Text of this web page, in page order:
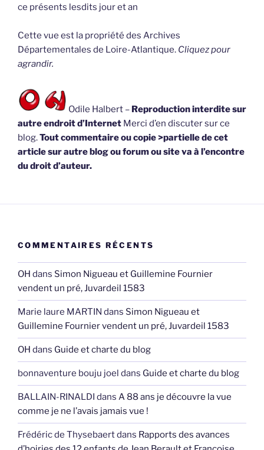
ce présents lesdits jour et an
Cette vue est la propriété des Archives
Départementales de Loire-Atlantique. Cliquez pour
agrandir.
Odile Halbert – Reproduction interdite sur
autre endroit d’Internet Merci d’en discuter sur ce
blog.Tout commentaire ou copie >partielle de cet
article sur autre blog ou forum ou site va à l’encontre
du droit d’auteur.
COMMENTAIRES RÉCENTS
OH dans Simon Nigueau et Guillemine Fournier
vendent un pré, Juvardeil 1583
Marie laure MARTIN dans Simon Nigueau et
Guillemine Fournier vendent un pré, Juvardeil 1583
OH dans Guide et charte du blog
bonnaventure bouju joel dans Guide et charte du blog
BALLAIN-RINALDI dans A 88 ans je découvre la vue
comme je ne l’avais jamais vue !
Frédéric de Thysebaertdans Rapports des avances